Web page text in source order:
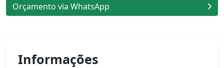
Orçamento via WhatsApp
Informações